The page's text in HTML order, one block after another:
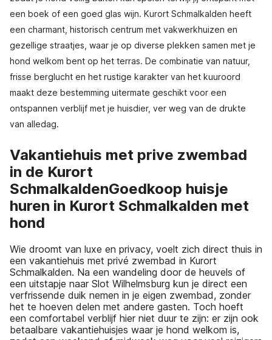
een boek of een goed glas wijn. Kurort Schmalkalden heeft
een charmant, historisch centrum met vakwerkhuizen en
gezellige straatjes, waar je op diverse plekken samen met je
hond welkom bent op het terras. De combinatie van natuur,
frisse berglucht en het rustige karakter van het kuuroord
maakt deze bestemming uitermate geschikt voor een
ontspannen verblijf met je huisdier, ver weg van de drukte
van alledag.
Vakantiehuis met prive zwembad
in de Kurort
SchmalkaldenGoedkoop huisje
huren in Kurort Schmalkalden met
hond
Wie droomt van luxe en privacy, voelt zich direct thuis in
een vakantiehuis met privé zwembad in Kurort
Schmalkalden. Na een wandeling door de heuvels of
een uitstapje naar Slot Wilhelmsburg kun je direct een
verfrissende duik nemen in je eigen zwembad, zonder
het te hoeven delen met andere gasten. Toch hoeft
een comfortabel verblijf hier niet duur te zijn: er zijn ook
betaalbare vakantiehuisjes waar je hond welkom is,